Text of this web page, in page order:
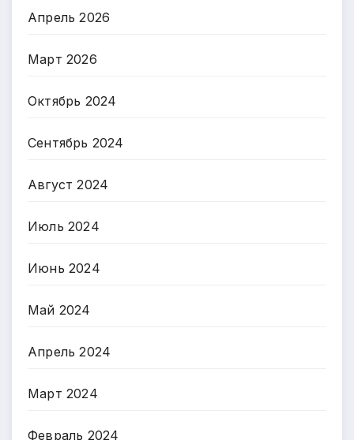
Апрель 2026
Март 2026
Октябрь 2024
Сентябрь 2024
Август 2024
Июль 2024
Июнь 2024
Май 2024
Апрель 2024
Март 2024
Февраль 2024